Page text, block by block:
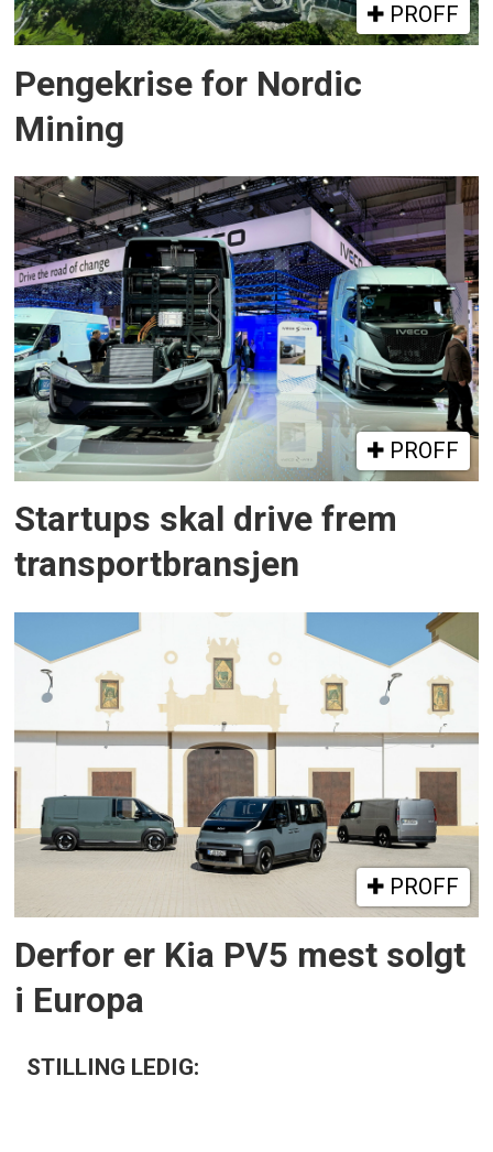
PROFF
Pengekrise for Nordic
Mining
PROFF
Startups skal drive frem
transportbransjen
PROFF
Derfor er Kia PV5 mest solgt
i Europa
STILLING LEDIG: